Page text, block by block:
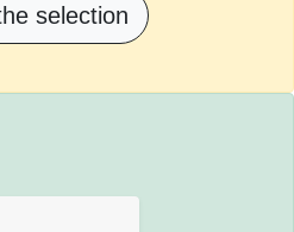
selection